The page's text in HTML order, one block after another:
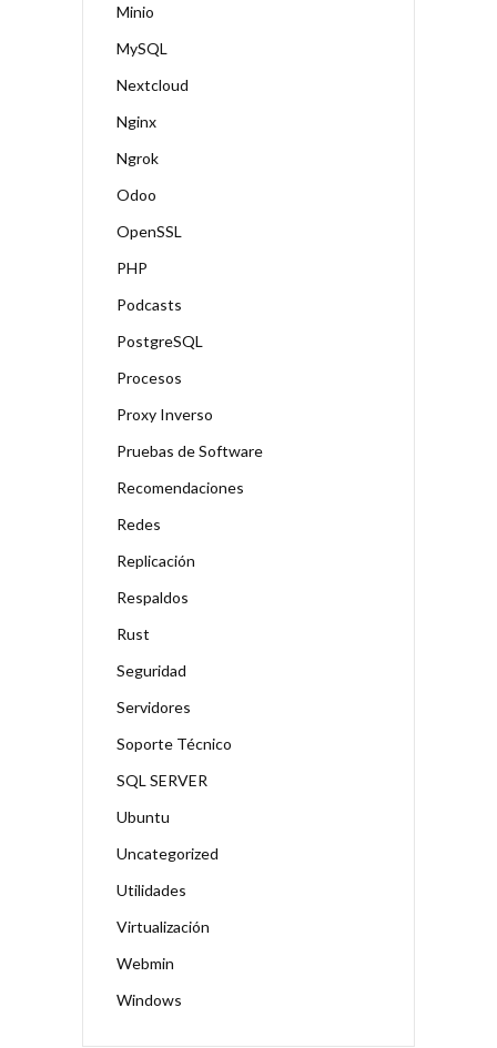
Minio
MySQL
Nextcloud
Nginx
Ngrok
Odoo
OpenSSL
PHP
Podcasts
PostgreSQL
Procesos
Proxy Inverso
Pruebas de Software
Recomendaciones
Redes
Replicación
Respaldos
Rust
Seguridad
Servidores
Soporte Técnico
SQL SERVER
Ubuntu
Uncategorized
Utilidades
Virtualización
Webmin
Windows